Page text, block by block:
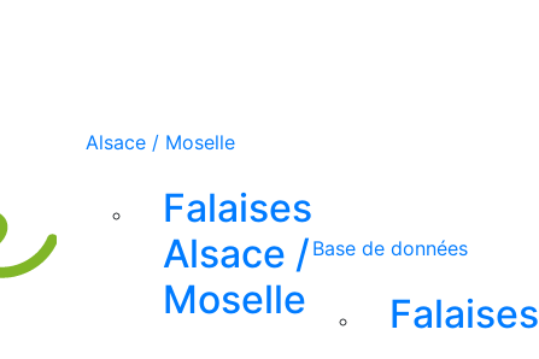
Alsace / Moselle
Falaises
Alsace /
Moselle
Base de données
Falaises